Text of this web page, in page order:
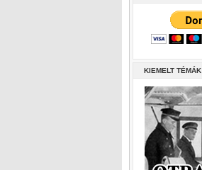
KIEMELT TÉMÁK